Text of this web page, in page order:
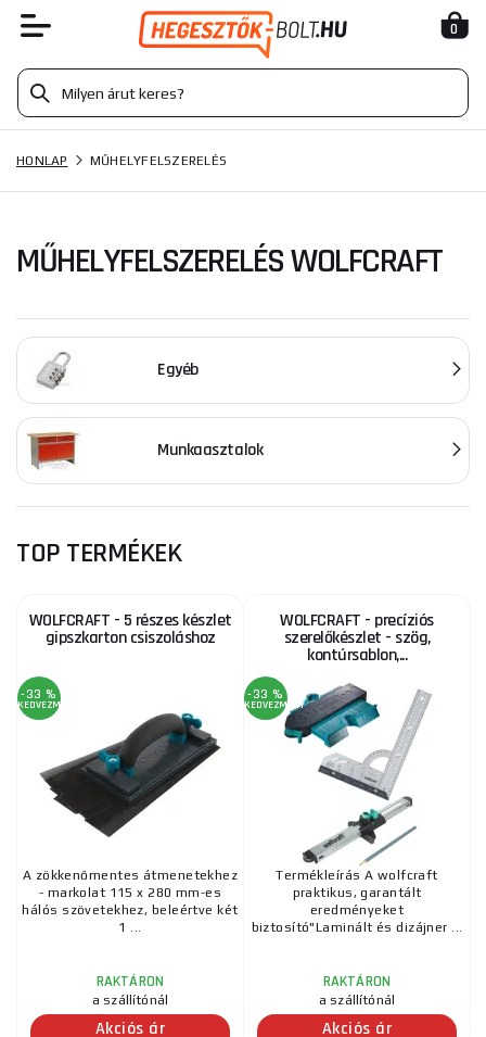
0
HONLAP MŰHELYFELSZERELÉS
MŰHELYFELSZERELÉS WOLFCRAFT
Egyéb
Munkaasztalok
TOP TERMÉKEK
WOLFCRAFT - 5 részes készlet
gipszkarton csiszoláshoz
-33 %
KEDVEZMÉNY
A zökkenőmentes átmenetekhez
- markolat 115 x 280 mm-es
hálós szövetekhez, beleértve két
1 ...
RAKTÁRON
a szállítónál
Akciós ár
WOLFCRAFT - precíziós
szerelőkészlet - szög,
kontúrsablon,...
-33 %
KEDVEZMÉNY
Termékleírás A wolfcraft
praktikus, garantált
eredményeket
biztosító"Laminált és dizájner ...
RAKTÁRON
a szállítónál
Akciós ár